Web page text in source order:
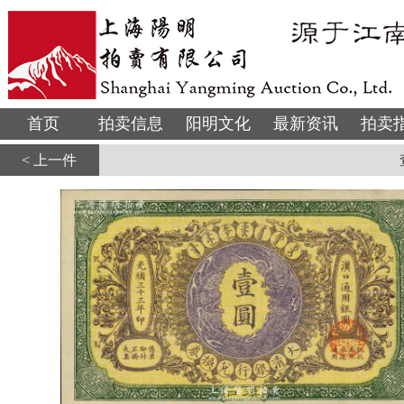
首页 拍卖信息 阳明文化 最新资讯 拍卖
< 上一件